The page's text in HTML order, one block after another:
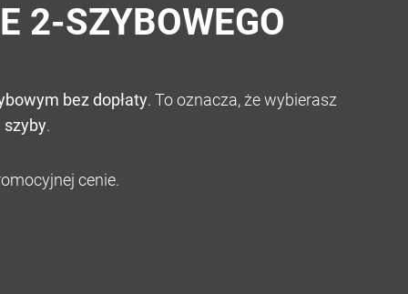
2-SZYBOWEGO
bez dopłaty. To oznacza, że wybierasz
szyby.
cenie.